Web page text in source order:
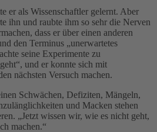
er als Wissenschaftler gelernt. Aber
ihn und raubte ihm so sehr die Nerven
dass er über einen anderen
den Terminus „unerwartetes
seine Experimente zu
und er konnte sich mit
nächsten Versuch machen.
Schwächen, Defiziten, Mängeln,
und Macken stehen
„Jetzt wissen wir, wie es nicht geht,
machen.“